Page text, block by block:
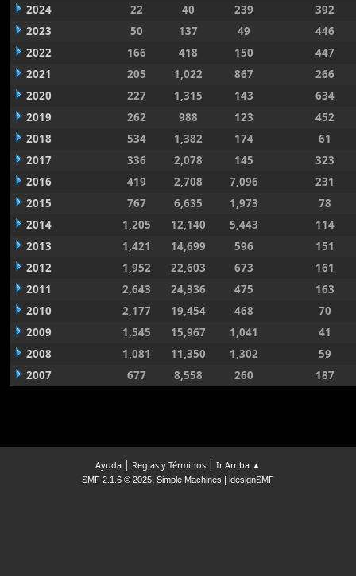
2024
22 40 239
392
2023
50 137 49
446
2022
166 418 150
447
2021
205 1,022 867
266
2020
227 1,315 143
634
2019
262 988 123
452
2018
534 1,382 174
61
2017
336 2,078 145
323
2016
419 2,708 7,096
231
2015
767 6,635 1,973
78
2014
1,205 12,140 5,443
114
2013
1,421 14,699 596
151
2012
1,952 22,603 673
161
2011
2,643 24,336 475
163
2010
2,177 19,454 468
70
2009
1,545 15,967 1,041
41
2008
1,081 11,350 1,302
59
2007
677 8,558 260 187
Ayuda | Reglas y Términos | Ir Arriba ▲
SMF 2.1.6 © 2025, Simple Machines idesignSMF